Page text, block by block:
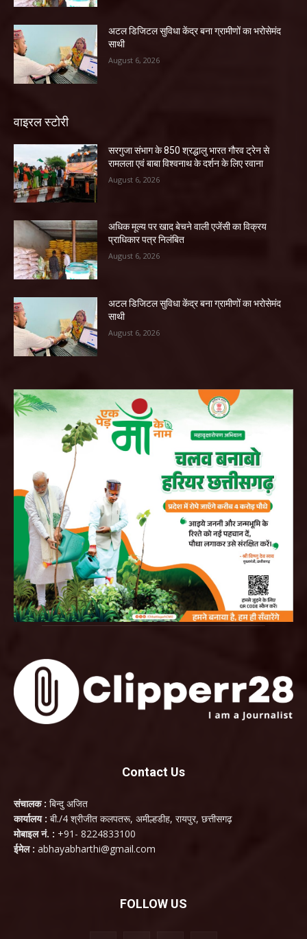
अटल डिजिटल सुविधा केंद्र बना ग्रामीणों का भरोसेमंद
साथी
August 6, 2026
वाइरल स्टोरी
सरगुजा संभाग के 850 श्रद्धालु भारत गौरव ट्रेन से
रामलला एवं बाबा विश्वनाथ के दर्शन के लिए रवाना
August 6, 2026
अधिक मूल्य पर खाद बेचने वाली एजेंसी का विक्रय
प्राधिकार पत्र निलंबित
August 6, 2026
अटल डिजिटल सुविधा केंद्र बना ग्रामीणों का भरोसेमंद
साथी
August 6, 2026
Contact Us
संचालक : बिन्दु अजित
कार्यालय : बी./4 श्रीजीत कलपतरू, अमील्हडीह, रायपुर, छत्तीसगढ़
मोबाइल नं. : +91- 8224833100
ईमेल : abhayabharthi@gmail.com
FOLLOW US